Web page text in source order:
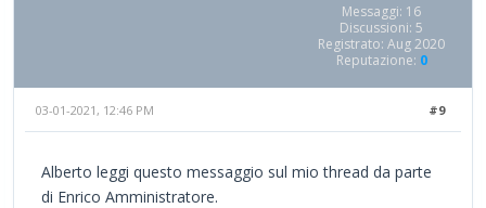
Messaggi: 16
Discussioni: 5
Registrato: Aug 2020
Reputazione: 0
#9
03-01-2021, 12:46 PM
Alberto leggi questo messaggio sul mio thread da parte
di Enrico Amministratore.